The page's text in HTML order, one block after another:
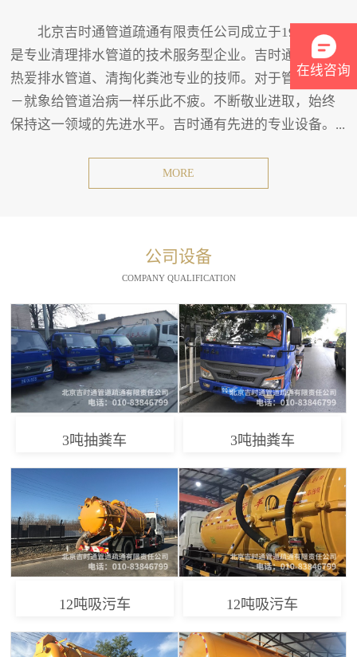
北京吉时通管道疏通有限责任公司成立于1994年。
是专业清理排水管道的技术服务型企业。吉时通有一班
热爱排水管道、清掏化粪池专业的技师。对于管道疏通
－就象给管道治病一样乐此不疲。不断敬业进取，始终
保持这一领域的先进水平。吉时通有先进的专业设备。...
MORE
公司设备
COMPANY QUALIFICATION
3吨抽粪车 3吨抽粪车
12吨吸污车 12吨吸污车
在线咨询